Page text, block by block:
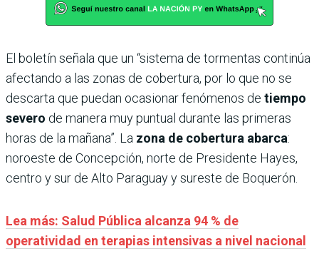
El boletín señala que un “sistema de tormentas continúa
afectando a las zonas de cobertura, por lo que no se
descarta que puedan ocasionar fenómenos de tiempo
severo de manera muy puntual durante las primeras
horas de la mañana”. La zona de cobertura abarca:
noroeste de Concepción, norte de Presidente Hayes,
centro y sur de Alto Paraguay y sureste de Boquerón.
Lea más: Salud Pública alcanza 94 % de
operatividad en terapias intensivas a nivel nacional